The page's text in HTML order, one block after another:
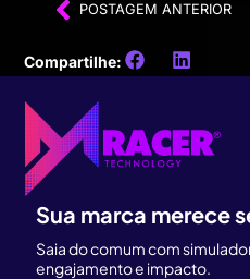
POSTAGEM ANTERIOR
Compartilhe:
Sua marca merece
Saia do comum com
engajamento e impacto.